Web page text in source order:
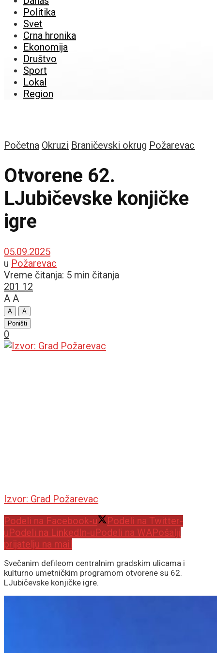
Politika
Svet
Crna hronika
Ekonomija
Društvo
Sport
Lokal
Region
Početna Okruzi Braničevski okrug Požarevac
Otvorene 62.
LJubičevske konjičke
igre
05.09.2025
u Požarevac
Vreme čitanja: 5 min čitanja
201 12
A A
A
A
Poništi
0
Izvor: Grad Požarevac
Podeli na Facebook-u
Podeli na Twitter-
uPodeli na LinkedIn-uPodeli na WAPošalji
prijatelju na mail
Svečanim defileom centralnim gradskim ulicama i
kulturno umetničkim programom otvorene su 62.
LJubičevske konjičke igre.